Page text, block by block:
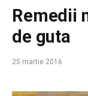
Remedii
de guta
25 martie 2016